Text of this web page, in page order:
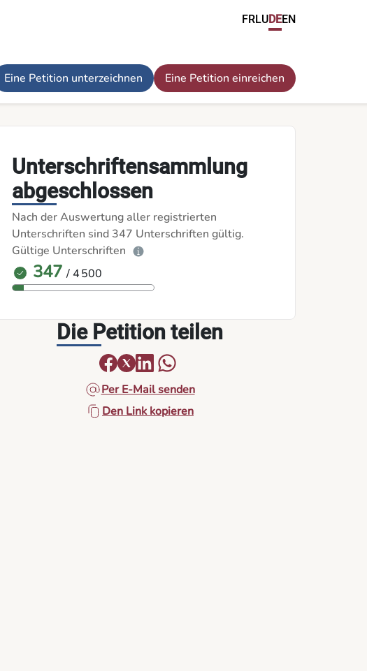
FRLUDEEN
Eine Petition unterzeichnen Eine Petition einreichen
Unterschriftensammlung
abgeschlossen
Nach der Auswertung aller registrierten
Unterschriften sind 347 Unterschriften gültig.
Gültige Unterschriften
347 / 4 500
Die Petition teilen
Per E-Mail senden
Den Link kopieren